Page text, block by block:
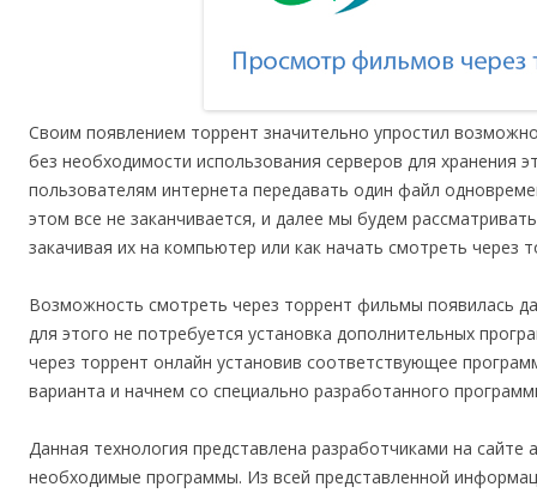
Своим появлением торрент значительно упростил
без необходимости использования серверов для хранения
пользователям интернета передавать один файл
этом все не заканчивается, и далее мы будем
закачивая их на компьютер или как начать смотреть через
Возможность смотреть через торрент фильмы появилась
для этого не потребуется установка дополнительных
через торрент онлайн установив соответствующее
варианта и начнем со специально разработанного
Данная технология представлена разработчиками на
необходимые программы. Из всей представленной